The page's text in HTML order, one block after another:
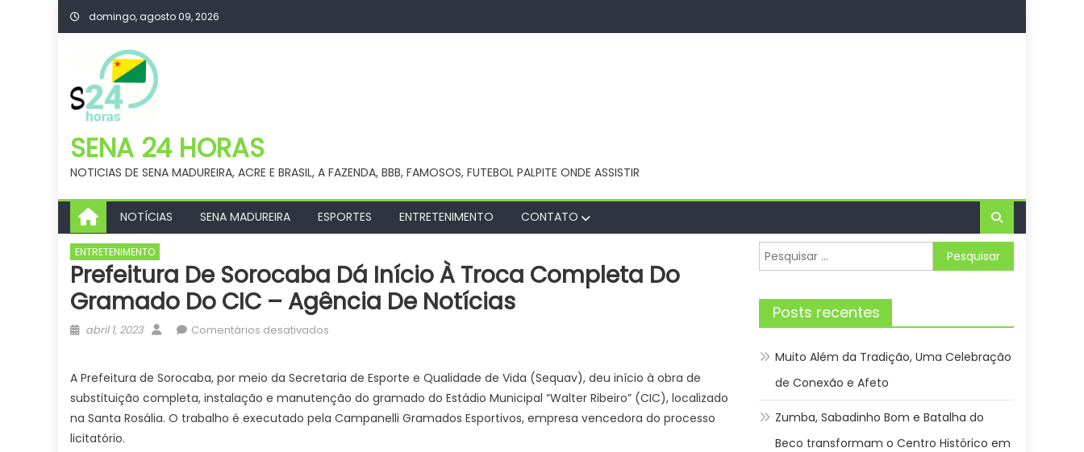
Skip
to
domingo, agosto 09, 2026
SENA 24 HORAS
NOTICIAS DE SENA MADUREIRA, ACRE E BRASIL, A FAZENDA, BBB, FAMOSOS, FUTEBOL PALPITE ONDE ASSISTIR
NOTÍCIAS SENA MADUREIRA ESPORTES ENTRETENIMENTO CONTATO
ENTRETENIMENTO
Prefeitura De Sorocaba Dá Início À Troca Completa Do
Gramado Do CIC – Agência De Notícias
Posted
abril 1, 2023 AuthorComentários desativados
Sorocaba
dá
início
A Prefeitura de Sorocaba, por meio da Secretaria de Esporte e Qualidade de Vida (Sequav), deu início à obra de
substituição completa, instalação e manutenção do gramado do Estádio Municipal “Walter Ribeiro” (CIC), localizado
na Santa Rosália. O trabalho é executado pela Campanelli Gramados Esportivos, empresa vencedora do processo
licitatório.
Pesquisar
por:
Posts recentes
Muito Além da Tradição, Uma Celebração
de Conexão e Afeto
Zumba, Sabadinho Bom e Batalha do
Beco transformam o Centro Histórico em